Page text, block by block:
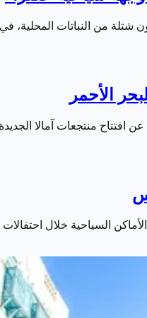
شتلة من النباتات
الأحمر
عن افتتاح منتجعات آمالا
السياحية خلال